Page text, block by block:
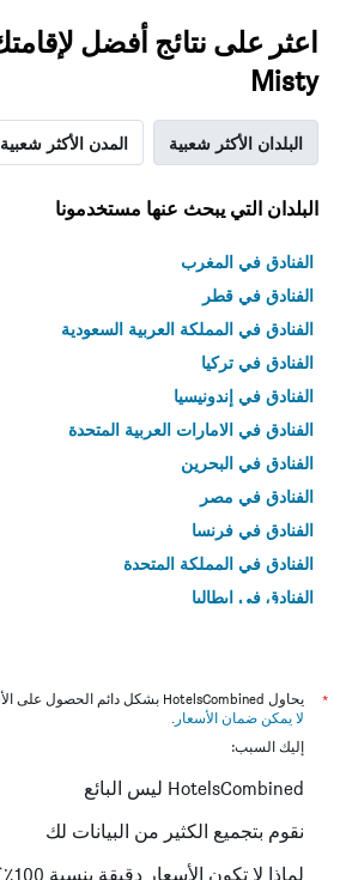
Misty
البلدان الأكثر شعبية المدن الأكثر شعبية
البلدان التي يبحث عنها مستخدمونا
الفنادق في المغرب
الفنادق في قطر
الفنادق في المملكة العربية السعودية
الفنادق في تركيا
الفنادق في إندونيسيا
الفنادق في الامارات العربية المتحدة
الفنادق في البحرين
الفنادق في مصر
الفنادق في فرنسا
الفنادق في المملكة المتحدة
الفنادق في إيطاليا
*
يحاول HotelsCombined بشكل دائم الحصول على الأسعار الدقيقة، ولكن
لا يمكن ضمان الأسعار .
إليك السبب:
HotelsCombined ليس البائع
نقوم بتجميع الكثير من البيانات لك
لماذا لا تكون الأسعار دقيقة بنسبة 100٪؟